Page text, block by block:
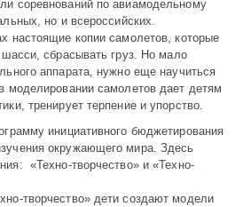
соревнований по авиамодельному
но и всероссийских.
настоящие копии самолетов, которые
шасси, сбрасывать груз. Но мало
аппарата, нужно еще научиться
моделировании самолетов дает детям
тренирует терпение и упорство.
инициативного бюджетирования
окружающего мира. Здесь
«Техно-творчество» и «Техно-
творчество» дети создают модели